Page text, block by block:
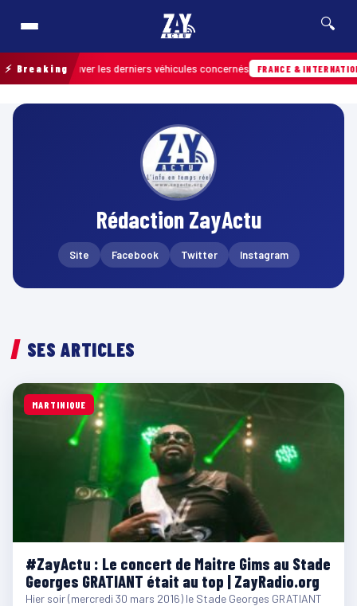
🔍
⚡ Breaking
retrouver les derniers véhicules concernés FRANCE & INTERNATIONALE
Rédaction ZayActu
Site Facebook Twitter Instagram
SES ARTICLES
MARTINIQUE
#ZayActu : Le concert de Maitre Gims au Stade
Georges GRATIANT était au top | ZayRadio.org
Hier soir (mercredi 30 mars 2016) le Stade Georges GRATIANT